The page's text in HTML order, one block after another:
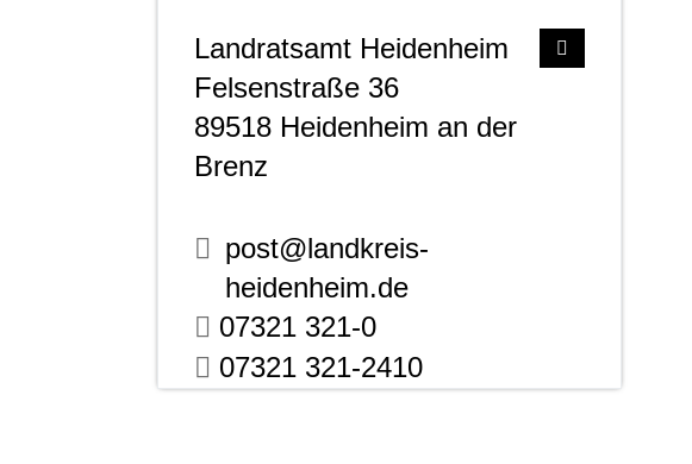
Landratsamt Heidenheim
Felsenstraße 36
89518 Heidenheim an der
Brenz
post@landkreis-
heidenheim.de
07321 321-0
07321 321-2410